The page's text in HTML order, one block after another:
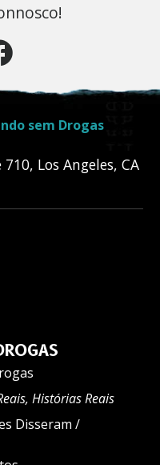
sem Drogas
710, Los Angeles, CA
Histórias Reais
Disseram /